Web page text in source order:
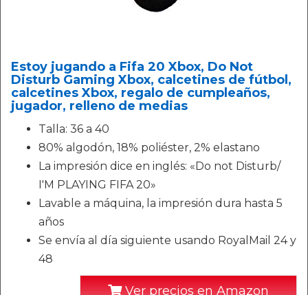
Estoy jugando a Fifa 20 Xbox, Do Not
Disturb Gaming Xbox, calcetines de fútbol,
calcetines Xbox, regalo de cumpleaños,
jugador, relleno de medias
Talla: 36 a 40
80% algodón, 18% poliéster, 2% elastano
La impresión dice en inglés: «Do not Disturb/
I'M PLAYING FIFA 20»
Lavable a máquina, la impresión dura hasta 5
años
Se envía al día siguiente usando RoyalMail 24 y
48
Ver precios en Amazon